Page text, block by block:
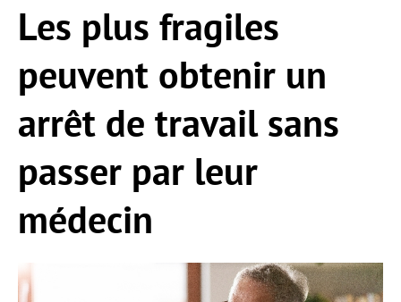
Les plus fragiles
peuvent obtenir un
arrêt de travail sans
passer par leur
médecin